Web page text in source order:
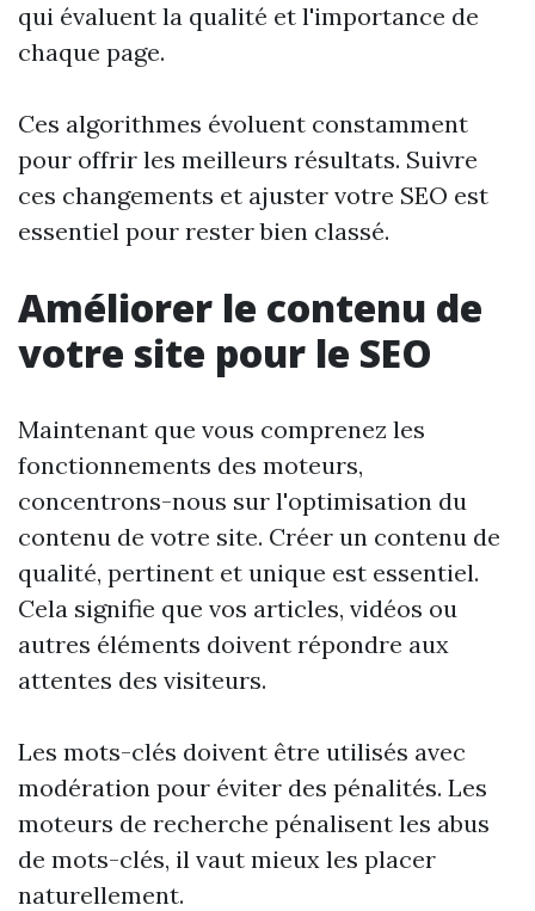
qui évaluent la qualité et l'importance de
chaque page.
Ces algorithmes évoluent constamment
pour offrir les meilleurs résultats. Suivre
ces changements et ajuster votre SEO est
essentiel pour rester bien classé.
Améliorer le contenu de
votre site pour le SEO
Maintenant que vous comprenez les
fonctionnements des moteurs,
concentrons-nous sur l'optimisation du
contenu de votre site. Créer un contenu de
qualité, pertinent et unique est essentiel.
Cela signifie que vos articles, vidéos ou
autres éléments doivent répondre aux
attentes des visiteurs.
Les mots-clés doivent être utilisés avec
modération pour éviter des pénalités. Les
moteurs de recherche pénalisent les abus
de mots-clés, il vaut mieux les placer
naturellement.